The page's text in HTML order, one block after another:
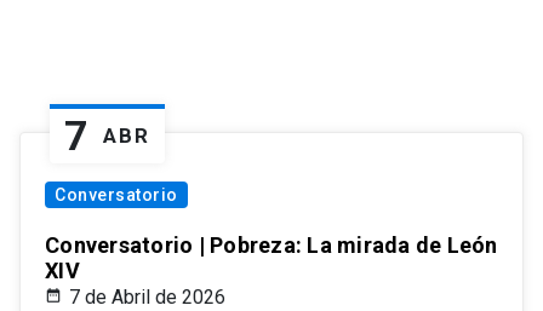
7 ABR
Conversatorio
Conversatorio | Pobreza: La mirada de León
XIV
7 de Abril de 2026